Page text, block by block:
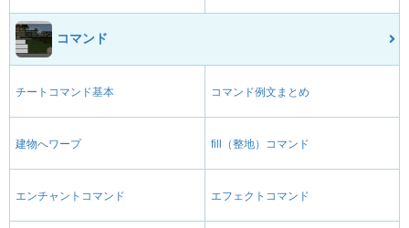
コマンド
チートコマンド基本 コマンド例文まとめ
建物へワープ fill（整地）コマンド
エンチャントコマンド エフェクトコマンド